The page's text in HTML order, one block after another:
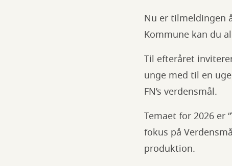
Nu er tilmeldingen
Kommune kan du
Til efteråret
unge med til en
FN’s verdensmål.
Temaet for 2026 er “
fokus på
produktion.